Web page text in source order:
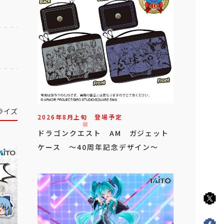
イズ
2026年8月上旬 登場予定
ドラゴンクエスト AM ガジェット
ケース ～40周年記念デザイン～